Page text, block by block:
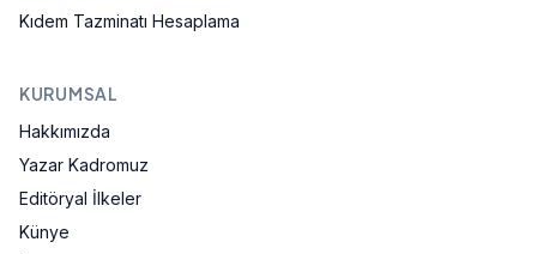
Kıdem Tazminatı Hesaplama
KURUMSAL
Hakkımızda
Yazar Kadromuz
Editöryal İlkeler
Künye